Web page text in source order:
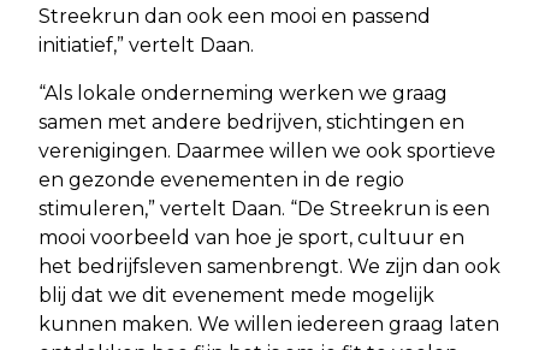
Streekrun dan ook een mooi en passend
initiatief,” vertelt Daan.
“Als lokale onderneming werken we graag
samen met andere bedrijven, stichtingen en
verenigingen. Daarmee willen we ook sportieve
en gezonde evenementen in de regio
stimuleren,” vertelt Daan. “De Streekrun is een
mooi voorbeeld van hoe je sport, cultuur en
het bedrijfsleven samenbrengt. We zijn dan ook
blij dat we dit evenement mede mogelijk
kunnen maken. We willen iedereen graag laten